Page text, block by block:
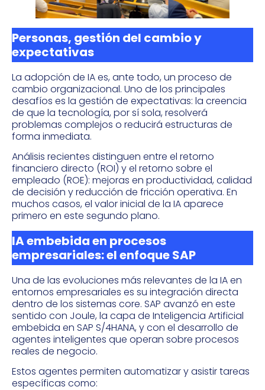
Personas, gestión del cambio y
expectativas
La adopción de IA es, ante todo, un proceso de
cambio organizacional. Uno de los principales
desafíos es la gestión de expectativas: la creencia
de que la tecnología, por sí sola, resolverá
problemas complejos o reducirá estructuras de
forma inmediata.
Análisis recientes distinguen entre el retorno
financiero directo (ROI) y el retorno sobre el
empleado (ROE): mejoras en productividad, calidad
de decisión y reducción de fricción operativa. En
muchos casos, el valor inicial de la IA aparece
primero en este segundo plano.
IA embebida en procesos
empresariales: el enfoque SAP
Una de las evoluciones más relevantes de la IA en
entornos empresariales es su integración directa
dentro de los sistemas core. SAP avanzó en este
sentido con Joule, la capa de Inteligencia Artificial
embebida en SAP S/4HANA, y con el desarrollo de
agentes inteligentes que operan sobre procesos
reales de negocio.
Estos agentes permiten automatizar y asistir tareas
específicas como: